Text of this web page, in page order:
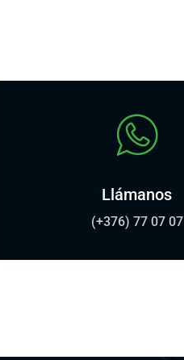
Llámanos
(+376) 77 07 07